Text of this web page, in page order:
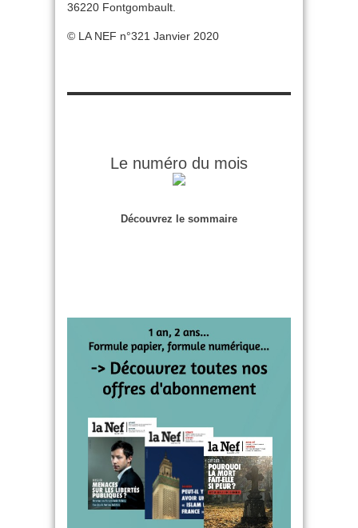
36220 Fontgombault.
© LA NEF n°321 Janvier 2020
Le numéro du mois
Découvrez le sommaire